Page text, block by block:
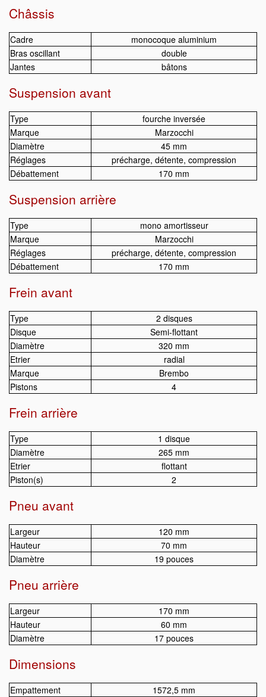
Châssis
Cadre
monocoque aluminium
Bras oscillant
double
Jantes
bâtons
Suspension avant
Type
fourche inversée
Marque
Marzocchi
Diamètre
45 mm
Réglages
précharge, détente, compression
Débattement
170 mm
Suspension arrière
Type
mono amortisseur
Marque
Marzocchi
Réglages
précharge, détente, compression
Débattement
170 mm
Frein avant
Type
2 disques
Disque
Semi-flottant
Diamètre
320 mm
Etrier
radial
Marque
Brembo
Pistons
4
Frein arrière
Type
1 disque
Diamètre
265 mm
Etrier
flottant
Piston(s)
2
Pneu avant
Largeur
120 mm
Hauteur
70 mm
Diamètre
19 pouces
Pneu arrière
Largeur
170 mm
Hauteur
60 mm
Diamètre
17 pouces
Dimensions
Empattement
1572,5 mm